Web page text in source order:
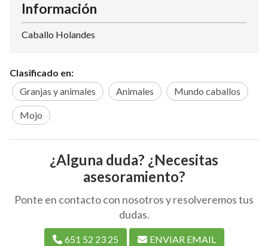
Información
Caballo Holandes
Clasificado en:
Granjas y animales
Animales Mundo caballos
Mojo
¿Alguna duda? ¿Necesitas
asesoramiento?
Ponte en contacto con nosotros y resolveremos tus
dudas.
651 52 23 25 ENVIAR EMAIL